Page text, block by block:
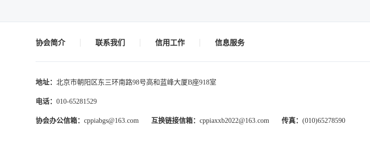
协会简介 联系我们 信用工作 信息服务
地址： 北京市朝阳区东三环南路98号高和蓝峰大厦B座918室
电话： 010-65281529
协会办公信箱： cppiabgs@163.com 互换链接信箱： cppiaxxb2022@163.com 传真： (010)65278590